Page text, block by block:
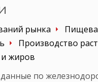
рынка
Производство
жиров
по